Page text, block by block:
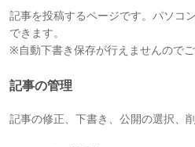
記事を投稿するページです。パソコ
できます。
※自動下書き保存が行えませんのでご
記事の管理
記事の修正、下書き、公開の選択、